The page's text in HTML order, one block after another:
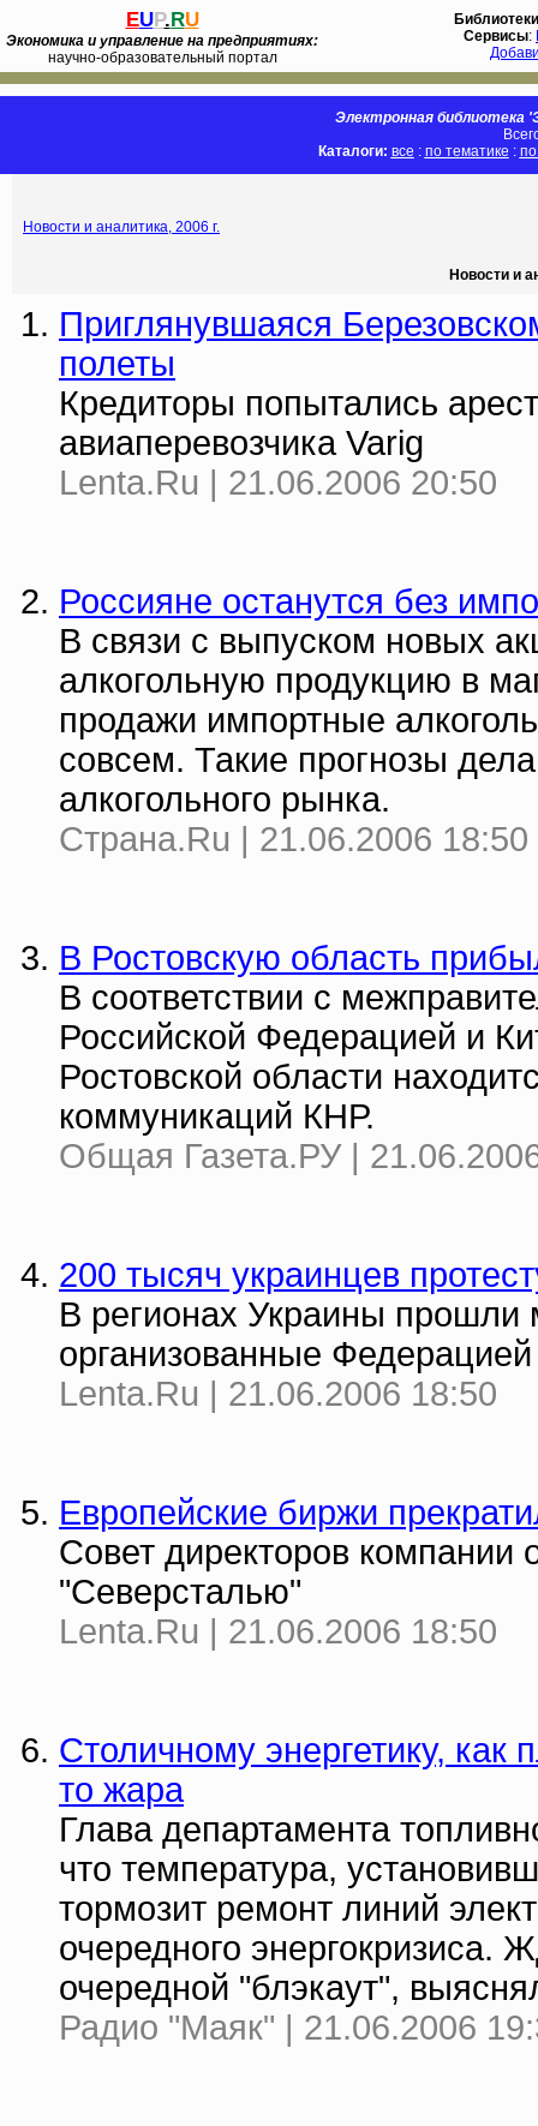
EUP.RU
Экономика и управление на предприятиях:
научно-образовательный портал
Библиотеки
Сервисы:
Электронная библиотека
Каталоги: все : по тематике :
Новости и аналитика, 2006 г.
Новости и
Приглянувшаяся
полеты
Кредиторы попытались
авиаперевозчика Varig
Lenta.Ru | 21.06.2006 20:50
Россияне останутся без
В связи с выпуском новых
алкогольную продукцию в
продажи импортные
совсем. Такие прогнозы
алкогольного рынка.
Страна.Ru | 21.06.2006 18:50
В Ростовскую область
В соответствии с
Российской Федерацией и
Ростовской области
коммуникаций КНР.
Общая Газета.РУ |
200 тысяч украинцев
В регионах Украины прошли
организованные
Lenta.Ru | 21.06.2006 18:50
Европейские биржи
Совет директоров компании
"Северсталью"
Lenta.Ru | 21.06.2006 18:50
Столичному энергетику,
то жара
Глава департамента
что температура,
тормозит ремонт линий
очередного энергокризиса.
очередной "блэкаут",
Радио "Маяк" | 21.06.2006